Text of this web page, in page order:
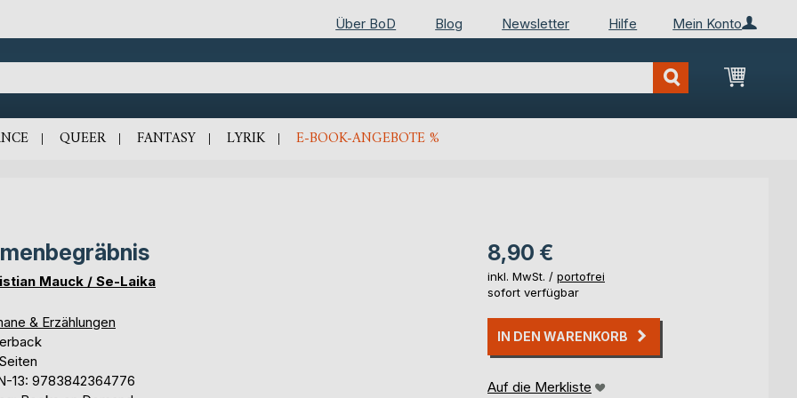
Mein Konto
Über BoD Blog Newsletter Hilfe
Mein
QUEER FANTASY LYRIK E-BOOK-ANGEBOTE %
Mauck / Se-Laika
& Erzählungen
13: 9783842364776
8,90 €
inkl. MwSt. / portofrei
sofort verfügbar
IN DEN WARENKORB
Auf die Merkliste